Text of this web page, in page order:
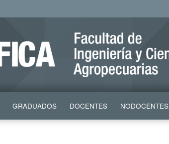
GRADUADOS DOCENTES NODOCENTES